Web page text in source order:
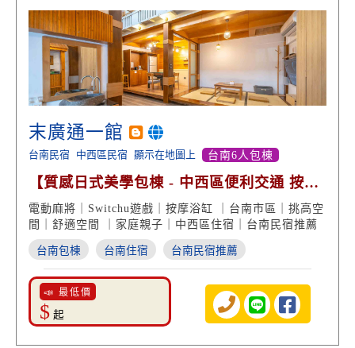
末廣通一館
台南民宿 中西區民宿 顯示在地圖上 台南6人包棟
【質感日式美學包棟 - 中西區便利交通 按摩
浴缸 渡假享受】
電動麻將｜Switchu遊戲｜按摩浴缸 ｜台南市區｜挑高空
間｜舒適空間 ｜家庭親子｜中西區住宿｜台南民宿推薦
台南包棟 台南住宿 台南民宿推薦
📣 最低價
$ 起